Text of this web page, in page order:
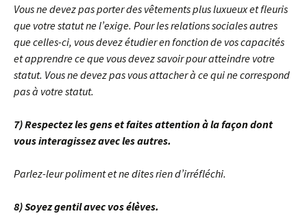
Vous ne devez pas porter des vêtements plus luxueux et fleuris
que votre statut ne l’exige. Pour les relations sociales autres
que celles-ci, vous devez étudier en fonction de vos capacités
et apprendre ce que vous devez savoir pour atteindre votre
statut. Vous ne devez pas vous attacher à ce qui ne correspond
pas à votre statut.
7) Respectez les gens et faites attention à la façon dont
vous interagissez avec les autres.
Parlez-leur poliment et ne dites rien d’irréfléchi.
8) Soyez gentil avec vos élèves.